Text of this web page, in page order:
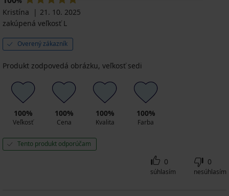
€
akcia
3+1
ZADARMO
akcia
3+1
ZADARMO
€
akcia
3+1
€
akcia
ZADARMO
akcia
3+1
ZADARMO
€
akcia
ZADARMO
€
akcia
ZADARMO
zvýšeným
pásom
€
akcia
ZADARMO
akcia
3+1
akcia
3+1
Kristína
21. 10. 2025
zakúpená veľkosť L
Overený zákazník
Produkt zodpovedá obrázku, veľkosť sedi
100%
Veľkosť
100%
Cena
100%
Kvalita
100%
Farba
Tento produkt odporúčam
0
súhlasím
0
nesúhlasím